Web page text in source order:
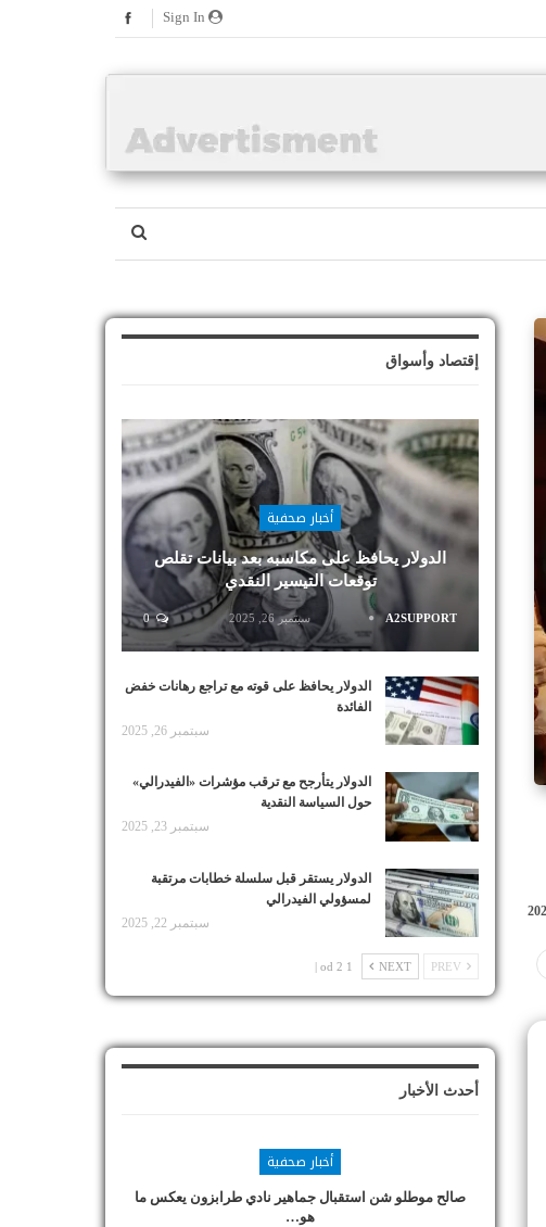
إقتصاد وأسواق
أخبار صحفية
الدولار يحافظ على مكاسبه بعد بيانات تقلص
توقعات التيسير النقدي
A2SUPPORT سبتمبر 26, 2025 0
الدولار يحافظ على قوته مع تراجع رهانات خفض
الفائدة
سبتمبر 26, 2025
الدولار يتأرجح مع ترقب مؤشرات «الفيدرالي»
حول السياسة النقدية
سبتمبر 23, 2025
الدولار يستقر قبل سلسلة خطابات مرتقبة
لمسؤولي الفيدرالي
سبتمبر 22, 2025
NEXT
1 od 2 |
أحدث الأخبار
أخبار صحفية
صالح موطلو شن استقبال جماهير نادي طرابزون يعكس ما
هو…